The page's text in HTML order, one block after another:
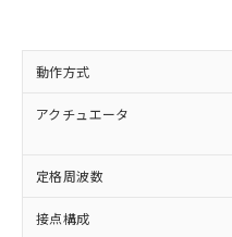
動作方式
アクチュエータ
定格周波数
接点構成